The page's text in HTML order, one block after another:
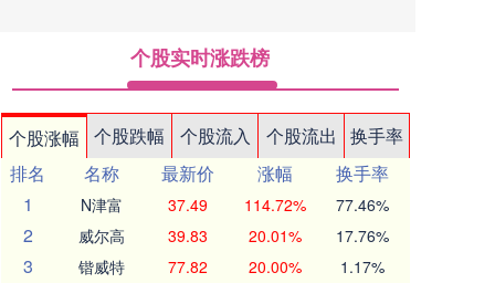
个股实时涨跌榜
个股涨幅 个股跌幅 个股流入 个股流出
换手率
排名
名称 最新价 涨幅
换手率
1
N津富 37.49 114.72% 77.46%
2 威尔高 39.83 20.01% 17.76%
3 锴威特 77.82 20.00% 1.17%